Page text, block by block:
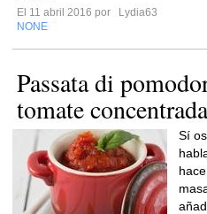
El 11 abril 2016 por
Lydia63
NONE
Passata di
tomate
Sí